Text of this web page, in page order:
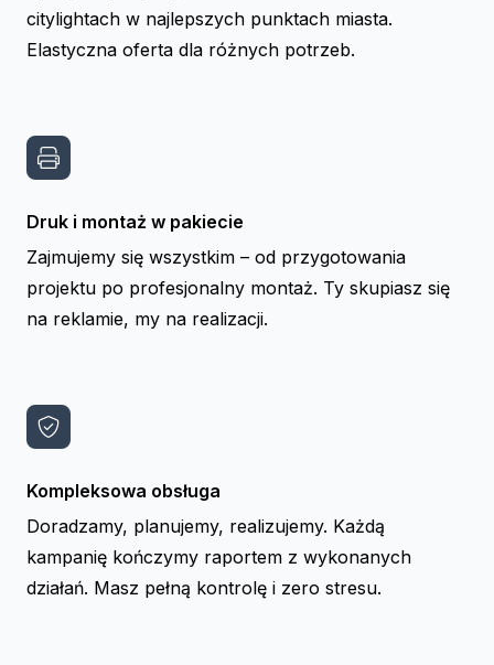
citylightach w najlepszych punktach miasta.
Elastyczna oferta dla różnych potrzeb.
Druk i montaż w pakiecie
Zajmujemy się wszystkim – od przygotowania
projektu po profesjonalny montaż. Ty skupiasz się
na reklamie, my na realizacji.
Kompleksowa obsługa
Doradzamy, planujemy, realizujemy. Każdą
kampanię kończymy raportem z wykonanych
działań. Masz pełną kontrolę i zero stresu.